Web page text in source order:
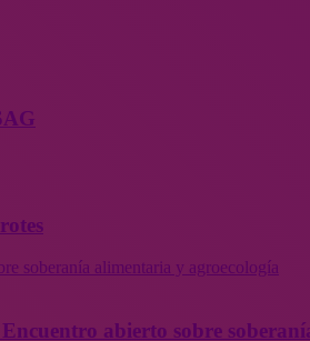
soberanía alimentaria y agroecología
abierto sobre